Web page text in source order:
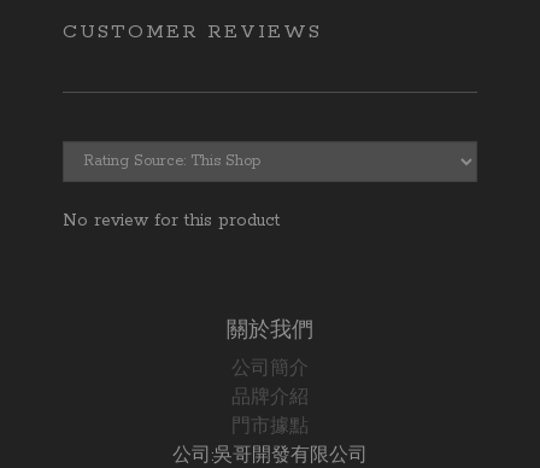
CUSTOMER REVIEWS
No review for this product
關於我們
公司簡介
品牌介紹
門市據點
公司:吳哥開發有限公司